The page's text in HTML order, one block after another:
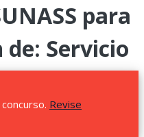
para
Servicio
Revise